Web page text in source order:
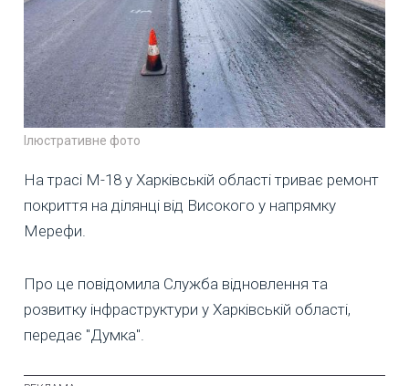
Ілюстративне фото
На трасі М-18 у Харківській області триває ремонт
покриття на ділянці від Високого у напрямку
Мерефи.
Про це повідомила Служба відновлення та
розвитку інфраструктури у Харківській області,
передає "Думка".